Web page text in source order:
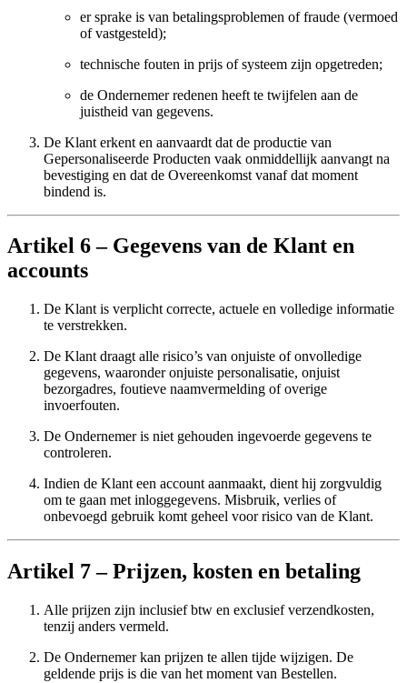
er sprake is van betalingsproblemen of fraude (vermoed
of vastgesteld);
technische fouten in prijs of systeem zijn opgetreden;
de Ondernemer redenen heeft te twijfelen aan de
juistheid van gegevens.
De Klant erkent en aanvaardt dat de productie van
Gepersonaliseerde Producten vaak onmiddellijk aanvangt na
bevestiging en dat de Overeenkomst vanaf dat moment
bindend is.
Artikel 6 – Gegevens van de Klant en
accounts
De Klant is verplicht correcte, actuele en volledige informatie
te verstrekken.
De Klant draagt alle risico’s van onjuiste of onvolledige
gegevens, waaronder onjuiste personalisatie, onjuist
bezorgadres, foutieve naamvermelding of overige
invoerfouten.
De Ondernemer is niet gehouden ingevoerde gegevens te
controleren.
Indien de Klant een account aanmaakt, dient hij zorgvuldig
om te gaan met inloggegevens. Misbruik, verlies of
onbevoegd gebruik komt geheel voor risico van de Klant.
Artikel 7 – Prijzen, kosten en betaling
Alle prijzen zijn inclusief btw en exclusief verzendkosten,
tenzij anders vermeld.
De Ondernemer kan prijzen te allen tijde wijzigen. De
geldende prijs is die van het moment van Bestellen.